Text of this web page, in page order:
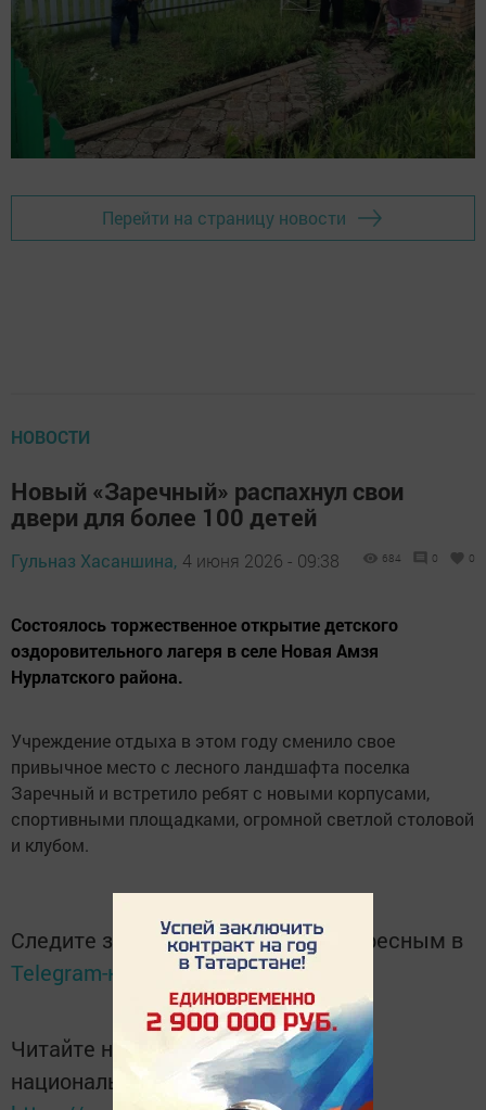
Перейти на страницу новости
НОВОСТИ
Новый «Заречный» распахнул свои
двери для более 100 детей
Гульназ Хасаншина, 4 июня 2026 - 09:38 684 0 0
Состоялось торжественное открытие детского
оздоровительного лагеря в селе Новая Амзя
Нурлатского района.
Учреждение отдыха в этом году сменило свое
привычное место с лесного ландшафта поселка
Заречный и встретило ребят с новыми корпусами,
спортивными площадками, огромной светлой столовой
и клубом.
Следите за самым важным и интересным в
Telegram-канале
Татмедиа
Читайте новости Татарстана в
национальном мессенджере MАХ: